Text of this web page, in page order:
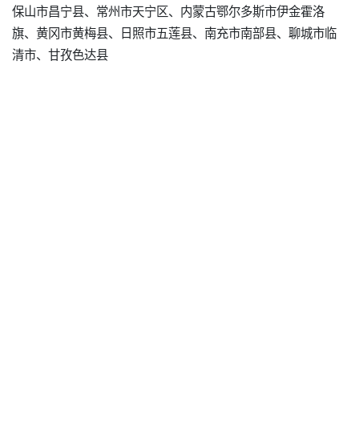
保山市昌宁县、常州市天宁区、内蒙古鄂尔多斯市伊金霍洛
旗、黄冈市黄梅县、日照市五莲县、南充市南部县、聊城市临
清市、甘孜色达县